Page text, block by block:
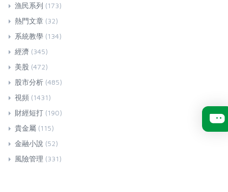
漁民系列 (173)
熱門文章 (32)
系統教學 (134)
經濟 (345)
美股 (472)
股市分析 (485)
視頻 (1431)
財經短打 (190)
貴金屬 (115)
金融小說 (52)
風險管理 (331)